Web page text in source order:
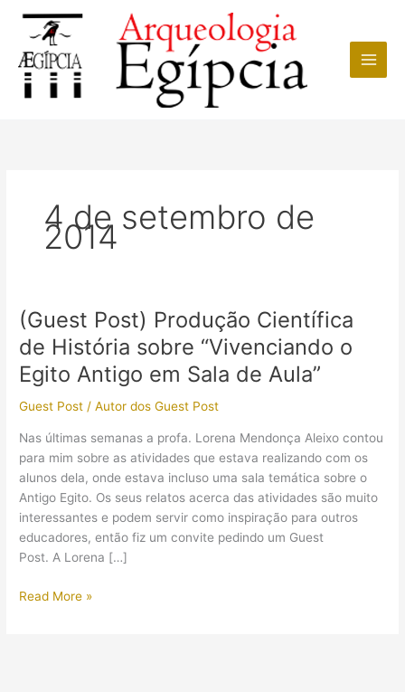
conteúdo
4 de setembro de
2014
(Guest Post) Produção Científica
de História sobre “Vivenciando o
Egito Antigo em Sala de Aula”
Guest Post /Autor dos Guest Post
Nas últimas semanas a profa. Lorena Mendonça Aleixo contou
para mim sobre as atividades que estava realizando com os
alunos dela, onde estava incluso uma sala temática sobre o
Antigo Egito. Os seus relatos acerca das atividades são muito
interessantes e podem servir como inspiração para outros
educadores, então fiz um convite pedindo um Guest
Post. A Lorena […]
(Guest
Read More »